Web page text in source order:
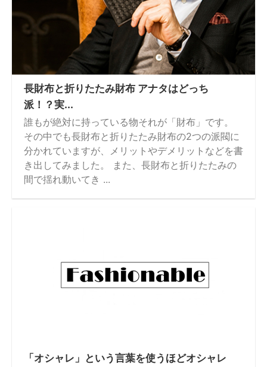
長財布と折りたたみ財布 アナタはどっち
派！？実...
誰もが絶対に持っている物それが「財布」です。
その中でも長財布と折りたたみ財布の2つの派閥に
分かれていますが、メリットやデメリットなどを書
き出してみました。 また、長財布と折りたたみの
間で揺れ動いてき ...
「オシャレ」という言葉を使うほどオシャレ